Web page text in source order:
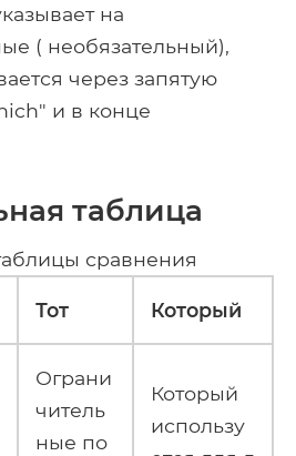
на
( необязательный),
через запятую
и в конце
таблица
сравнения
Тот Который
Ограни
читель
ные по
Который
использу